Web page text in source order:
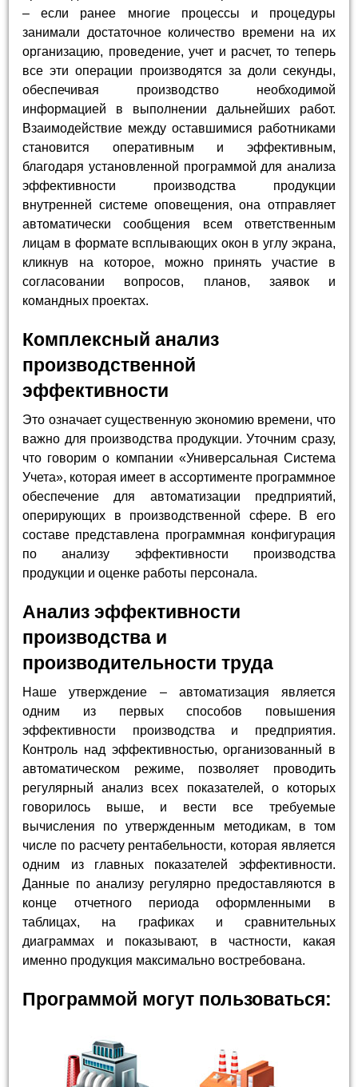
– если ранее многие процессы и процедуры
занимали достаточное количество времени на их
организацию, проведение, учет и расчет, то теперь
все эти операции производятся за доли секунды,
обеспечивая производство необходимой
информацией в выполнении дальнейших работ.
Взаимодействие между оставшимися работниками
становится оперативным и эффективным,
благодаря установленной программой для анализа
эффективности производства продукции
внутренней системе оповещения, она отправляет
автоматически сообщения всем ответственным
лицам в формате всплывающих окон в углу экрана,
кликнув на которое, можно принять участие в
согласовании вопросов, планов, заявок и
командных проектах.
Комплексный анализ
производственной
эффективности
Это означает существенную экономию времени, что
важно для производства продукции. Уточним сразу,
что говорим о компании «Универсальная Система
Учета», которая имеет в ассортименте программное
обеспечение для автоматизации предприятий,
оперирующих в производственной сфере. В его
составе представлена программная конфигурация
по анализу эффективности производства
продукции и оценке работы персонала.
Анализ эффективности
производства и
производительности труда
Наше утверждение – автоматизация является
одним из первых способов повышения
эффективности производства и предприятия.
Контроль над эффективностью, организованный в
автоматическом режиме, позволяет проводить
регулярный анализ всех показателей, о которых
говорилось выше, и вести все требуемые
вычисления по утвержденным методикам, в том
числе по расчету рентабельности, которая является
одним из главных показателей эффективности.
Данные по анализу регулярно предоставляются в
конце отчетного периода оформленными в
таблицах, на графиках и сравнительных
диаграммах и показывают, в частности, какая
именно продукция максимально востребована.
Программой могут пользоваться: